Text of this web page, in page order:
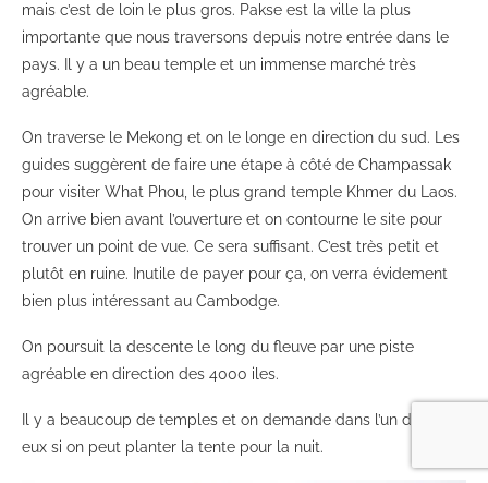
mais c’est de loin le plus gros. Pakse est la ville la plus
importante que nous traversons depuis notre entrée dans le
pays. Il y a un beau temple et un immense marché très
agréable.
On traverse le Mekong et on le longe en direction du sud. Les
guides suggèrent de faire une étape à côté de Champassak
pour visiter What Phou, le plus grand temple Khmer du Laos.
On arrive bien avant l’ouverture et on contourne le site pour
trouver un point de vue. Ce sera suffisant. C’est très petit et
plutôt en ruine. Inutile de payer pour ça, on verra évidement
bien plus intéressant au Cambodge.
On poursuit la descente le long du fleuve par une piste
agréable en direction des 4000 iles.
Il y a beaucoup de temples et on demande dans l’un d’entre
eux si on peut planter la tente pour la nuit.